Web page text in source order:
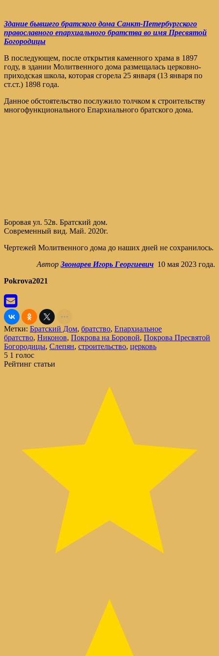
Здание бывшего братского дома Санкт-Петербургского
православного епархиального братства во имя Пресвятой
Богородицы
В последующем, после открытия каменного храма в 1897
году, в здании Молитвенного дома размещалась церковно-
приходская школа, которая сгорела 25 января (13 января по
ст.ст.) 1898 года.
Данное обстоятельство послужило толчком к строительству
многофункционального Епархиального братского дома.
Боровая ул. 52в. Братский дом.
Современный вид. Май. 2020г.
Чертежей Молитвенного дома до наших дней не сохранилось.
Автор Звонарев Игорь Георгиевич 10 мая 2023 года.
Pokrova2021
Метки: Братский Дом, братство, Епархиальное
братство, Никонов, Покрова на Боровой, Покрова Пресвятой
Богородицы, Слепян, строительство, церковь
5 1 голос
Рейтинг статьи